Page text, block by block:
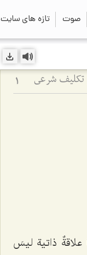
صوت تازه های سایت
تکلیف شرعی 1
علاقةٌ ذاتیة لیسَ